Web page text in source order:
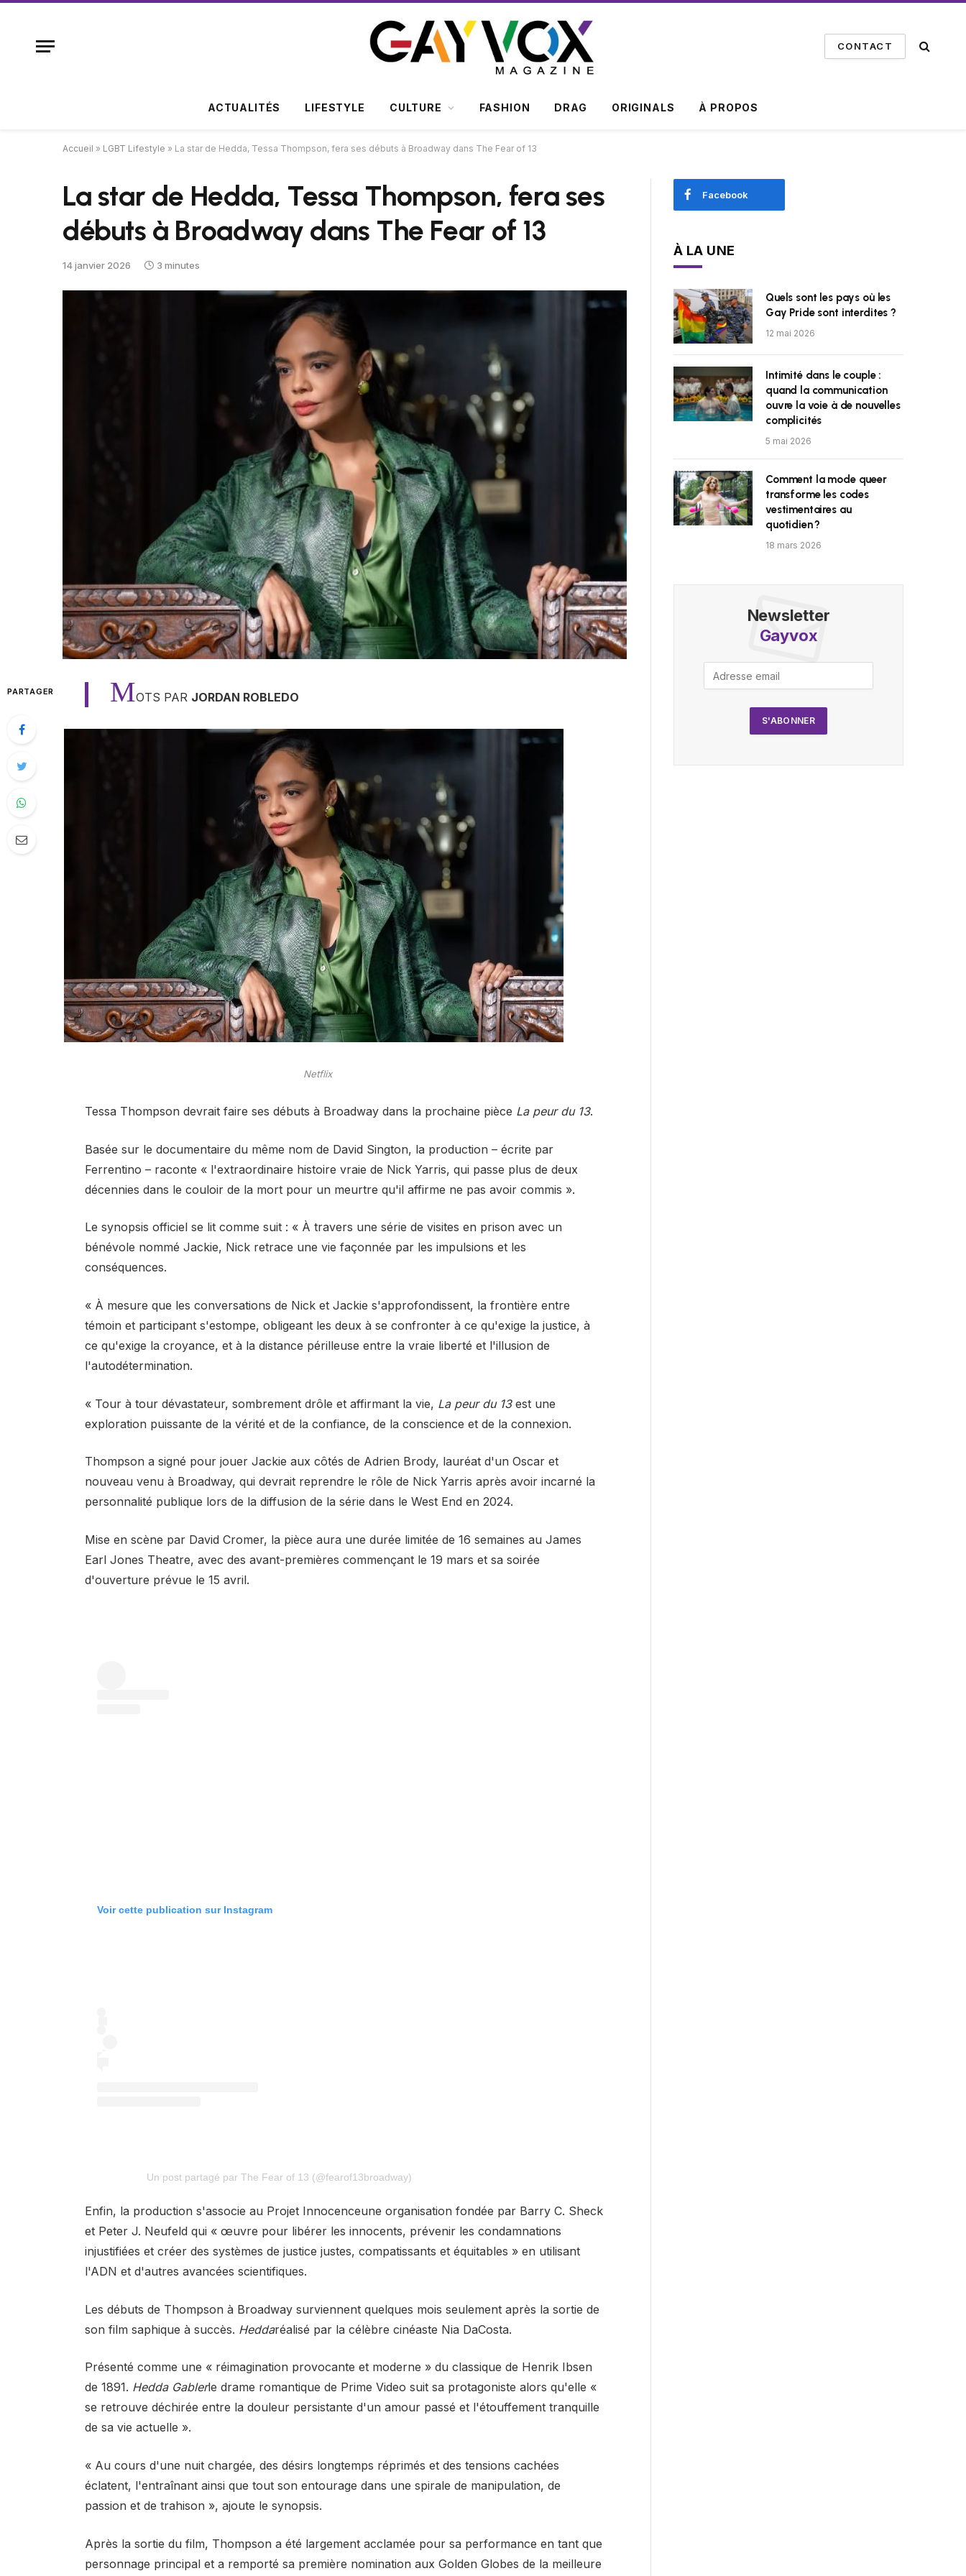
CONTACT
ACTUALITÉS LIFESTYLE CULTURE FASHION DRAG ORIGINALS À PROPOS
Accueil » LGBT Lifestyle » La star de Hedda, Tessa Thompson, fera ses débuts à Broadway dans The Fear of 13
La star de Hedda, Tessa Thompson, fera ses
débuts à Broadway dans The Fear of 13
14 janvier 2026 3 minutes
PARTAGER MOTS PAR JORDAN ROBLEDO
Netflix
Tessa Thompson devrait faire ses débuts à Broadway dans la prochaine pièce La peur du 13.
Basée sur le documentaire du même nom de David Sington, la production – écrite par
Ferrentino – raconte « l'extraordinaire histoire vraie de Nick Yarris, qui passe plus de deux
décennies dans le couloir de la mort pour un meurtre qu'il affirme ne pas avoir commis ».
Le synopsis officiel se lit comme suit : « À travers une série de visites en prison avec un
bénévole nommé Jackie, Nick retrace une vie façonnée par les impulsions et les
conséquences.
« À mesure que les conversations de Nick et Jackie s'approfondissent, la frontière entre
témoin et participant s'estompe, obligeant les deux à se confronter à ce qu'exige la justice, à
ce qu'exige la croyance, et à la distance périlleuse entre la vraie liberté et l'illusion de
l'autodétermination.
« Tour à tour dévastateur, sombrement drôle et affirmant la vie, La peur du 13est une
exploration puissante de la vérité et de la confiance, de la conscience et de la connexion.
Thompson a signé pour jouer Jackie aux côtés de Adrien Brody, lauréat d'un Oscar et
nouveau venu à Broadway, qui devrait reprendre le rôle de Nick Yarris après avoir incarné la
personnalité publique lors de la diffusion de la série dans le West End en 2024.
Mise en scène par David Cromer, la pièce aura une durée limitée de 16 semaines au James
Earl Jones Theatre, avec des avant-premières commençant le 19 mars et sa soirée
d'ouverture prévue le 15 avril.
Voir cette publication sur Instagram
Un post partagé par The Fear of 13 (@fearof13broadway)
Enfin, la production s'associe au Projet Innocenceune organisation fondée par Barry C. Sheck
et Peter J. Neufeld qui « œuvre pour libérer les innocents, prévenir les condamnations
injustifiées et créer des systèmes de justice justes, compatissants et équitables » en utilisant
l'ADN et d'autres avancées scientifiques.
Les débuts de Thompson à Broadway surviennent quelques mois seulement après la sortie de
son film saphique à succès. Heddaréalisé par la célèbre cinéaste Nia DaCosta.
Présenté comme une « réimagination provocante et moderne » du classique de Henrik Ibsen
de 1891. Hedda Gablerle drame romantique de Prime Video suit sa protagoniste alors qu'elle «
se retrouve déchirée entre la douleur persistante d'un amour passé et l'étouffement tranquille
de sa vie actuelle ».
« Au cours d'une nuit chargée, des désirs longtemps réprimés et des tensions cachées
éclatent, l'entraînant ainsi que tout son entourage dans une spirale de manipulation, de
passion et de trahison », ajoute le synopsis.
Après la sortie du film, Thompson a été largement acclamée pour sa performance en tant que
personnage principal et a remporté sa première nomination aux Golden Globes de la meilleure
Facebook
À LA UNE
Quels sont les pays où les
Gay Pride sont interdites ?
12 mai 2026
Intimité dans le couple :
quand la communication
ouvre la voie à de nouvelles
complicités
5 mai 2026
Comment la mode queer
transforme les codes
vestimentaires au
quotidien ?
18 mars 2026
Newsletter
Gayvox